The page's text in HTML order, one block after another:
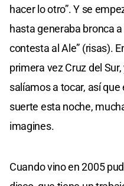
hacer lo otro”. Y se
hasta generaba bronca
contesta al Ale” (risas).
primera vez Cruz del
salíamos a tocar, así
suerte esta noche,
imagines.
Cuando vino en 2005